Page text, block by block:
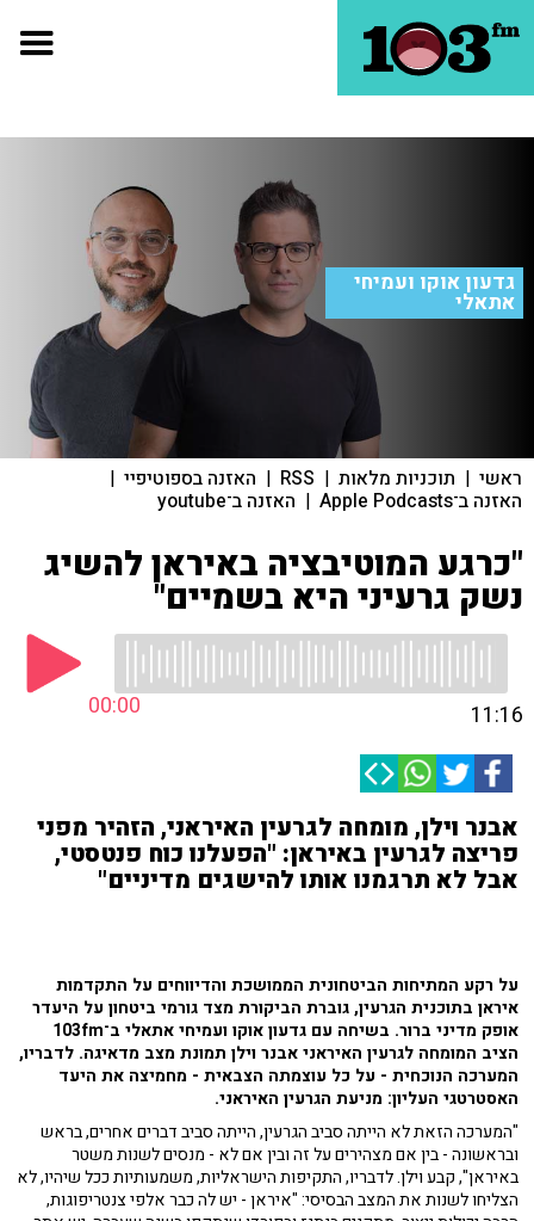
גדעון אוקו ועמיחי
אתאלי
ראשי | תוכניות מלאות |
RSS
| האזנה בספוטיפיי |
האזנה ב־Apple Podcasts | האזנה ב־youtube
"כרגע המוטיבציה באיראן להשיג
נשק גרעיני היא בשמיים"
00:00 11:16
אבנר וילן, מומחה לגרעין האיראני, הזהיר מפני
פריצה לגרעין באיראן: "הפעלנו כוח פנטסטי,
אבל לא תרגמנו אותו להישגים מדיניים"
על רקע המתיחות הביטחונית הממושכת והדיווחים על התקדמות
איראן בתוכנית הגרעין, גוברת הביקורת מצד גורמי ביטחון על היעדר
אופק מדיני ברור. בשיחה עם גדעון אוקו ועמיחי אתאלי ב־103fm
הציב המומחה לגרעין האיראני אבנר וילן תמונת מצב מדאיגה. לדבריו,
המערכה הנוכחית - על כל עוצמתה הצבאית - מחמיצה את היעד
האסטרטגי העליון: מניעת הגרעין האיראני.
"המערכה הזאת לא הייתה סביב הגרעין, הייתה סביב דברים אחרים, בראש
ובראשונה - בין אם מצהירים על זה ובין אם לא - מנסים לשנות משטר
באיראן", קבע וילן. לדבריו, התקיפות הישראליות, משמעותיות ככל שיהיו, לא
הצליחו לשנות את המצב הבסיסי: "איראן - יש לה כבר אלפי צנטריפוגות,